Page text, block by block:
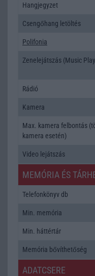
Hangjegyzet
Csengőhang letöltés
Polifonia
Zenelejátszás (Music
Rádió
Kamera
Max. kamera felbontás
kamera esetén)
Video lejátszás
MEMÓRIA ÉS
Telefonkönyv db
Min. memória
Min. háttértár
Memória bővíthetőség
ADATCSERE